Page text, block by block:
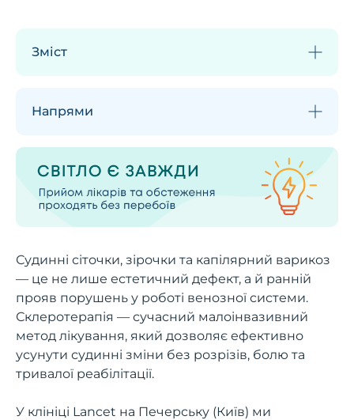
Судинні сіточки, зірочки та капілярний варикоз
— це не лише естетичний дефект, а й ранній
прояв порушень у роботі венозної системи.
Склеротерапія — сучасний малоінвазивний
метод лікування, який дозволяє ефективно
усунути судинні зміни без розрізів, болю та
тривалої реабілітації.
У клініці Lancet на Печерську (Київ) ми
Зміст
Напрями